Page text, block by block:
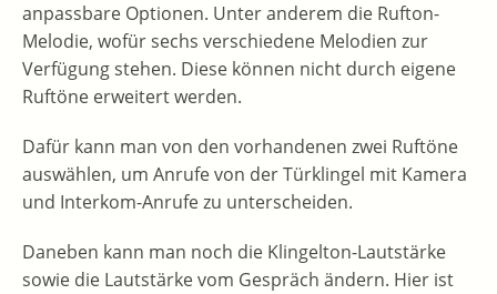
anpassbare Optionen. Unter anderem die Rufton-
Melodie, wofür sechs verschiedene Melodien zur
Verfügung stehen. Diese können nicht durch eigene
Ruftöne erweitert werden.
Dafür kann man von den vorhandenen zwei Ruftöne
auswählen, um Anrufe von der Türklingel mit Kamera
und Interkom-Anrufe zu unterscheiden.
Daneben kann man noch die Klingelton-Lautstärke
sowie die Lautstärke vom Gespräch ändern. Hier ist